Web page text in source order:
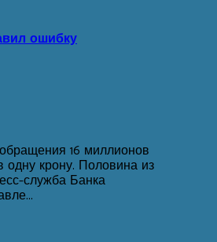
ошибку
16 миллионов
одну крону. Половина из
служба Банка